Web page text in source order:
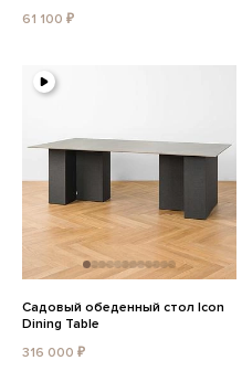
61 100 ₽
Садовый обеденный стол Icon
Dining Table
316 000 ₽